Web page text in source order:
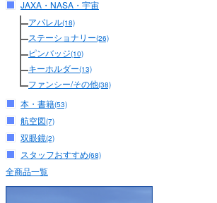
JAXA・NASA・宇宙
アパレル(18)
ステーショナリー(26)
ピンバッジ(10)
キーホルダー(13)
ファンシー/その他(38)
本・書籍(53)
航空図(7)
双眼鏡(2)
スタッフおすすめ(68)
全商品一覧